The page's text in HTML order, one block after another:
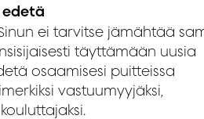
edetä
ei tarvitse jämähtää
täyttämään uusia
osaamisesi puitteissa
vastuumyyjäksi,